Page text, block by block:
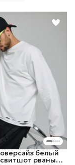
белый
рваный